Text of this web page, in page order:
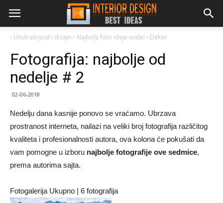
› Unutrašnjost i dizajn • Najbolji foto ideje ovde! › Dekor
Fotografija: najbolje od
nedelje # 2
02-06-2018
Nedelju dana kasnije ponovo se vraćamo. Ubrzava
prostranost interneta, nailazi na veliki broj fotografija različitog
kvaliteta i profesionalnosti autora, ova kolona će pokušati da
vam pomogne u izboru najbolje fotografije ove sedmice,
prema autorima sajta.
Fotogalerija Ukupno | 6 fotografija